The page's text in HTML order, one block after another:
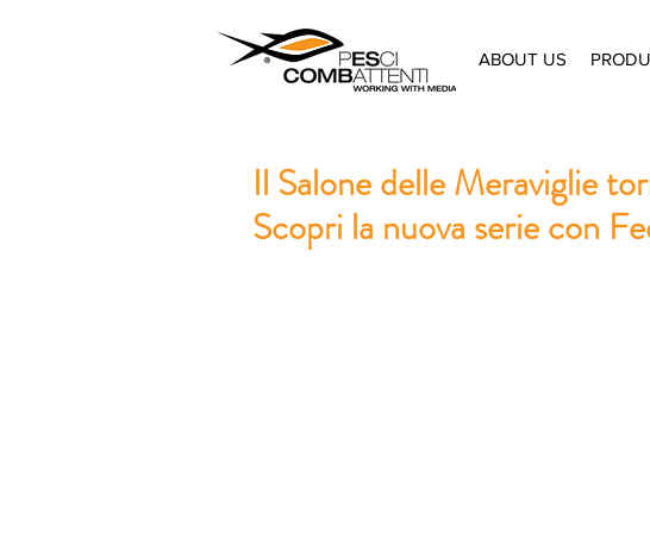
ABOUT US
Il Salone delle Meraviglie
Scopri la nuova serie con